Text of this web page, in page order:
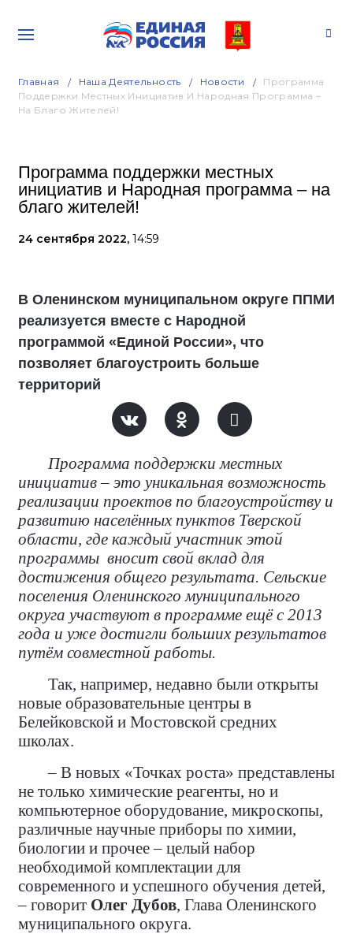
Главная Наша Деятельность Новости
Программа
Поддержки Местных Инициатив И Народная Программа –
На Благо Жителей!
Программа поддержки местных
инициатив и Народная программа – на
благо жителей!
24 сентября 2022, 14:59
В Оленинском муниципальном округе ППМИ
реализуется вместе с Народной
программой «Единой России», что
позволяет благоустроить больше
территорий
Программа поддержки местных
инициатив – это уникальная возможность
реализации проектов по благоустройству и
развитию населённых пунктов Тверской
области, где каждый участник этой
программы вносит свой вклад для
достижения общего результата. Сельские
поселения Оленинского муниципального
округа участвуют в программе ещё с 2013
года и уже достигли больших результатов
путём совместной работы.
Так, например, недавно были открыты
новые образовательные центры в
Белейковской и Мостовской средних
школах.
– В новых «Точках роста» представлены
не только химические реагенты, но и
компьютерное оборудование, микроскопы,
различные научные приборы по химии,
биологии и прочее – целый набор
необходимой комплектации для
современного и успешного обучения детей,
– говорит Олег Дубов, Глава Оленинского
муниципального округа.